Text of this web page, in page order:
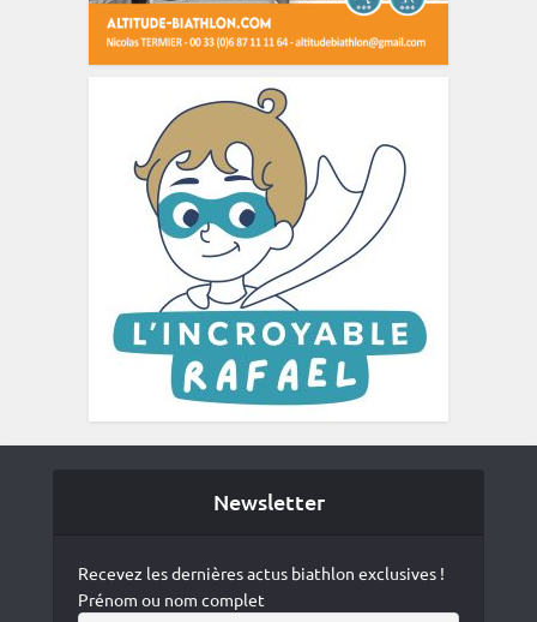
Newsletter
Recevez les dernières actus biathlon exclusives !
Prénom ou nom complet